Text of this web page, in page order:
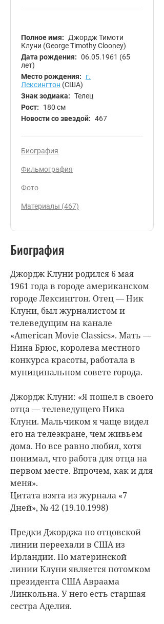
Полное имя:
Джордж Тимоти
Клуни (George Timothy Clooney)
Дата рождения: 06.05.1961 (65
лет)
Место рождения:
г.
Лексингтон (США)
Знак зодиака: Телец
Рост:
180 см
Новости со звездой: 467
Биография
Фильмография
Фото
Материалы (467)
Биография
Джордж Клуни родился 6 мая
1961 года в городе американском
городе Лексингтон. Отец — Ник
Клуни, был журналистом и
телеведущим на канале
«American Movie Classics». Мать —
Нина Брюс, королева местного
конкурса красоты, работала в
муниципальном совете города.
Джордж Клуни: «Я пошел в своего
отца — телеведущего Ника
Клуни. Мальчиком я чаще видел
его на телеэкране, чем живьем
дома. Но все равно любил, хотя
понимал, что работа для отца на
первом месте. Впрочем, как и для
меня».
Цитата взята из журнала «7
Дней», № 42 (19.10.1998)
Предки Джорджа по отцовской
линии переехали в США из
Ирландии. По материнской
линии Клуни является потомком
президента США Авраама
Линкольна. У него есть старшая
сестра Аделия.